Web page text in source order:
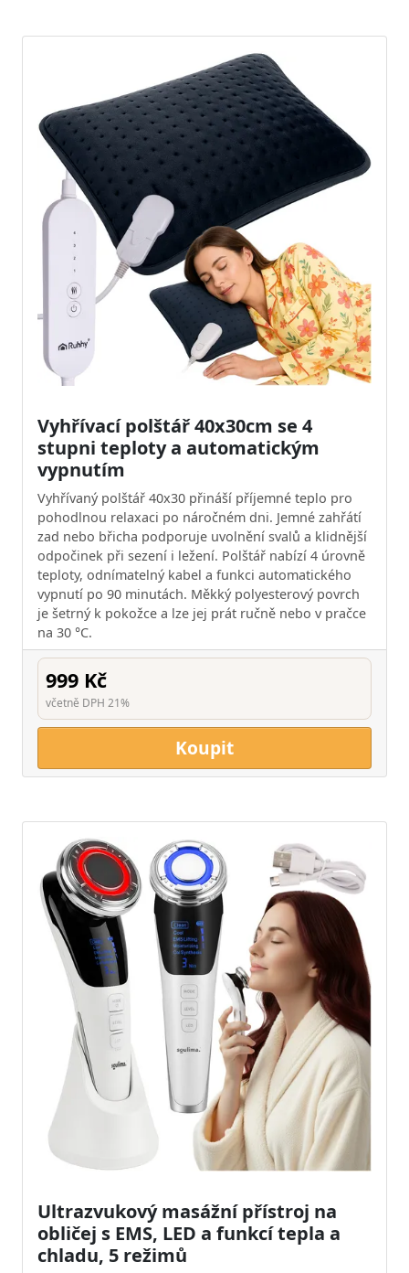
Vyhřívací polštář 40x30cm se 4
stupni teploty a automatickým
vypnutím
Vyhřívaný polštář 40x30 přináší příjemné teplo pro
pohodlnou relaxaci po náročném dni. Jemné zahřátí
zad nebo břicha podporuje uvolnění svalů a klidnější
odpočinek při sezení i ležení. Polštář nabízí 4 úrovně
teploty, odnímatelný kabel a funkci automatického
vypnutí po 90 minutách. Měkký polyesterový povrch
je šetrný k pokožce a lze jej prát ručně nebo v pračce
na 30 °C.
999 Kč
včetně DPH 21%
Koupit
Ultrazvukový masážní přístroj na
obličej s EMS, LED a funkcí tepla a
chladu, 5 režimů